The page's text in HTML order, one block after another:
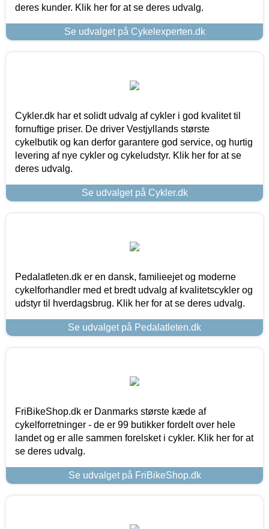
deres kunder. Klik her for at se deres udvalg.
Se udvalget på Cykelexperten.dk
Cykler.dk har et solidt udvalg af cykler i god kvalitet til
fornuftige priser. De driver Vestjyllands største
cykelbutik og kan derfor garantere god service, og hurtig
levering af nye cykler og cykeludstyr. Klik her for at se
deres udvalg.
Se udvalget på Cykler.dk
Pedalatleten.dk er en dansk, familieejet og moderne
cykelforhandler med et bredt udvalg af kvalitetscykler og
udstyr til hverdagsbrug. Klik her for at se deres udvalg.
Se udvalget på Pedalatleten.dk
FriBikeShop.dk er Danmarks største kæde af
cykelforretninger - de er 99 butikker fordelt over hele
landet og er alle sammen forelsket i cykler. Klik her for at
se deres udvalg.
Se udvalget på FriBikeShop.dk